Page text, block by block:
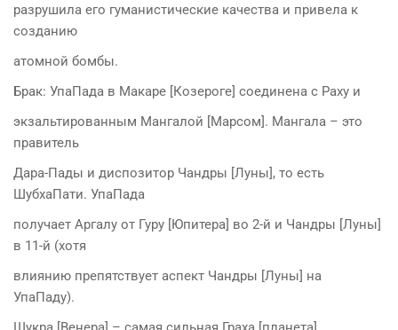
разрушила его гуманистические качества и привела к
созданию
атомной бомбы.
Брак: УпаПада в Макаре [Козероге] соединена с Раху и
экзальтированным Мангалой [Марсом]. Мангала – это
правитель
Дара-Пады и диспозитор Чандры [Луны], то есть
ШубхаПати. УпаПада
получает Аргалу от Гуру [Юпитера] во 2-й и Чандры [Луны]
в 11-й (хотя
влиянию препятствует аспект Чандры [Луны] на
УпаПаду).